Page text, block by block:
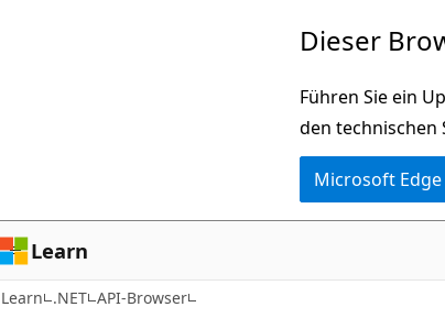
Dieser
Führen Sie ein
den technischen
Microsoft
Learn
Learn .NET API-Browser